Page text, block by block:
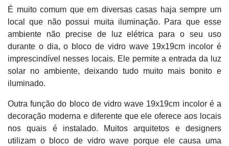
É muito comum que em diversas casas haja sempre um
local que não possui muita iluminação. Para que esse
ambiente não precise de luz elétrica para o seu uso
durante o dia, o bloco de vidro wave 19x19cm incolor é
imprescindível nesses locais. Ele permite a entrada da luz
solar no ambiente, deixando tudo muito mais bonito e
iluminado.
Outra função do bloco de vidro wave 19x19cm incolor é a
decoração moderna e diferente que ele oferece aos locais
nos quais é instalado. Muitos arquitetos e designers
utilizam o bloco de vidro wave porque ele causa uma